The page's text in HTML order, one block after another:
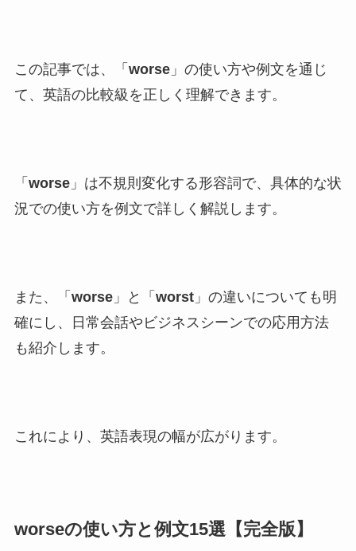
この記事では、「 worse」の使い方や例文を通じ
て、英語の比較級を正しく理解できます。
「 worse」は不規則変化する形容詞で、具体的な状
況での使い方を例文で詳しく解説します。
また、「 worse」と「 worst」の違いについても明
確にし、日常会話やビジネスシーンでの応用方法
も紹介します。
これにより、英語表現の幅が広がります。
worseの使い方と例文15選【完全版】